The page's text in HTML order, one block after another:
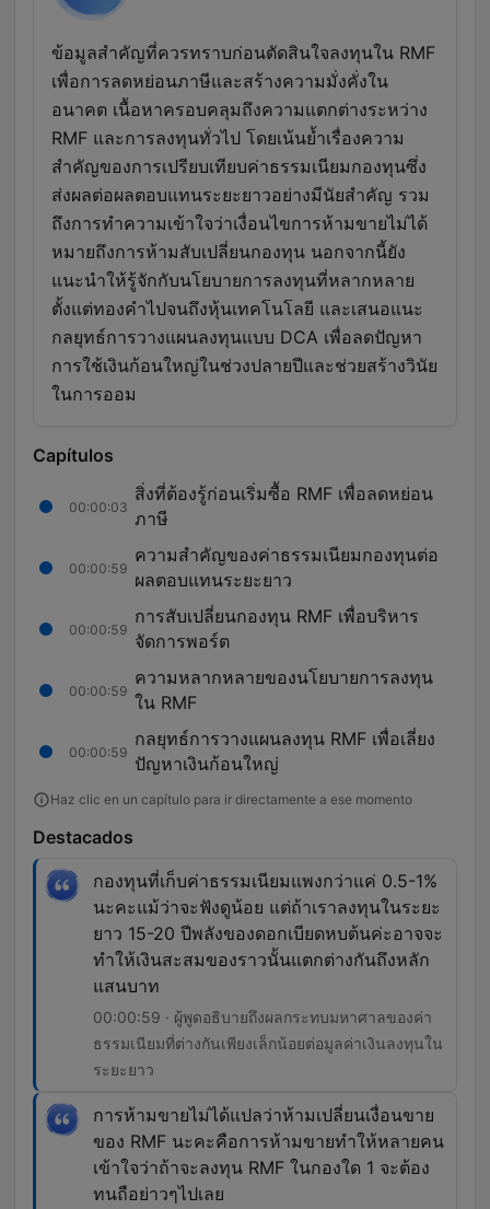
ข้อมูลสำคัญที่ควรทราบก่อนตัดสินใจลงทุนใน RMF
เพื่อการลดหย่อนภาษีและสร้างความมั่งคั่งใน
อนาคต เนื้อหาครอบคลุมถึงความแตกต่างระหว่าง
RMF และการลงทุนทั่วไป โดยเน้นย้ำเรื่องความ
สำคัญของการเปรียบเทียบค่าธรรมเนียมกองทุนซึ่ง
ส่งผลต่อผลตอบแทนระยะยาวอย่างมีนัยสำคัญ รวม
ถึงการทำความเข้าใจว่าเงื่อนไขการห้ามขายไม่ได้
หมายถึงการห้ามสับเปลี่ยนกองทุน นอกจากนี้ยัง
แนะนำให้รู้จักกับนโยบายการลงทุนที่หลากหลาย
ตั้งแต่ทองคำไปจนถึงหุ้นเทคโนโลยี และเสนอแนะ
กลยุทธ์การวางแผนลงทุนแบบ DCA เพื่อลดปัญหา
การใช้เงินก้อนใหญ่ในช่วงปลายปีและช่วยสร้างวินัย
ในการออม
Capítulos
00:00:03
สิ่งที่ต้องรู้ก่อนเริ่มซื้อ RMF เพื่อลดหย่อน
ภาษี
00:00:59
ความสำคัญของค่าธรรมเนียมกองทุนต่อ
ผลตอบแทนระยะยาว
00:00:59
การสับเปลี่ยนกองทุน RMF เพื่อบริหาร
จัดการพอร์ต
00:00:59
ความหลากหลายของนโยบายการลงทุน
ใน RMF
00:00:59
กลยุทธ์การวางแผนลงทุน RMF เพื่อเลี่ยง
ปัญหาเงินก้อนใหญ่
Haz clic en un capítulo para ir directamente a ese momento
Destacados
กองทุนที่เก็บค่าธรรมเนียมแพงกว่าแค่ 0.5-1%
นะคะแม้ว่าจะฟังดูน้อย แต่ถ้าเราลงทุนในระยะ
ยาว 15-20 ปีพลังของดอกเบียดหบต้นค่ะอาจจะ
ทำให้เงินสะสมของราวนั้นแตกต่างกันถึงหลัก
แสนบาท
00:00:59 · ผู้พูดอธิบายถึงผลกระทบมหาศาลของค่า
ธรรมเนียมที่ต่างกันเพียงเล็กน้อยต่อมูลค่าเงินลงทุนใน
ระยะยาว
การห้ามขายไม่ได้แปลว่าห้ามเปลี่ยนเงื่อนขาย
ของ RMF นะคะคือการห้ามขายทำให้หลายคน
เข้าใจว่าถ้าจะลงทุน RMF ในกองใด 1 จะต้อง
ทนถือย่าวๆไปเลย